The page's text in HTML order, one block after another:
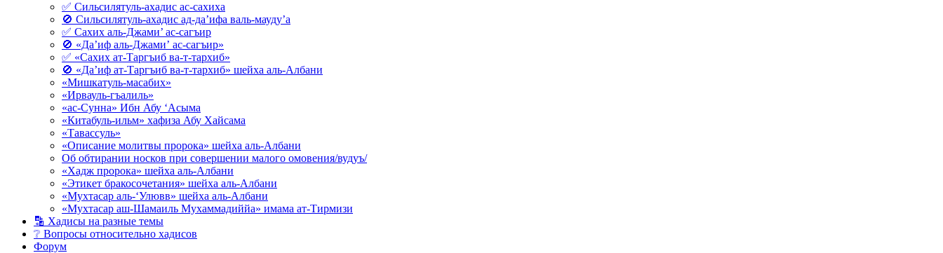
✅ Сильсилятуль-ахадис ас-сахиха
🚫 Сильсилятуль-ахадис ад-да’ифа валь-мауду’а
✅ Сахих аль-Джами’ ас-сагъир
🚫 «Да’иф аль-Джами’ ас-сагъир»
✅ «Сахих ат-Таргъиб ва-т-тархиб»
🚫 «Да’иф ат-Таргъиб ва-т-тархиб» шейха аль-Албани
«Мишкатуль-масабих»
«Ирвауль-гъалиль»
«ас-Сунна» Ибн Абу ‘Асыма
«Китабуль-ильм» хафиза Абу Хайсама
«Тавассуль»
«Описание молитвы пророка» шейха аль-Албани
Об обтирании носков при совершении малого омовения/вудуъ/
«Хадж пророка» шейха аль-Албани
«Этикет бракосочетания» шейха аль-Албани
«Мухтасар аль-‘Улювв» шейха аль-Албани
«Мухтасар аш-Шамаиль Мухаммадиййа» имама ат-Тирмизи
🔡 Хадисы на разные темы
❔ Вопросы относительно хадисов
Форум